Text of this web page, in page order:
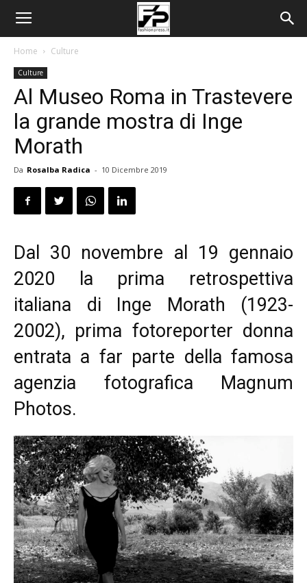
Home Culture
Culture
Al Museo Roma in Trastevere
la grande mostra di Inge
Morath
Da Rosalba Radica - 10 Dicembre 2019
Dal 30 novembre al 19 gennaio
2020 la prima retrospettiva
italiana di Inge Morath (1923-
2002), prima fotoreporter donna
entrata a far parte della famosa
agenzia fotografica Magnum
Photos.